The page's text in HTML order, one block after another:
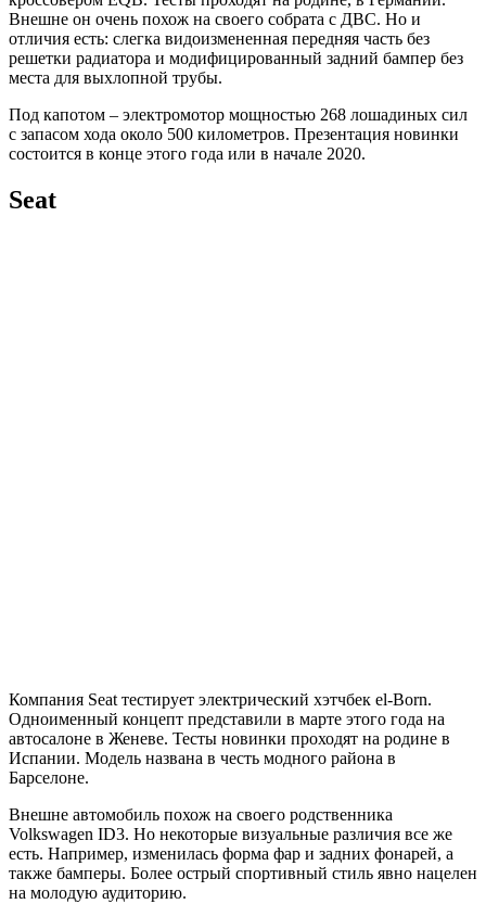
Внешне он очень похож на своего собрата с ДВС. Но и
отличия есть: слегка видоизмененная передняя часть без
решетки радиатора и модифицированный задний бампер без
места для выхлопной трубы.
Под капотом – электромотор мощностью 268 лошадиных сил
с запасом хода около 500 километров. Презентация новинки
состоится в конце этого года или в начале 2020.
Seat
Компания Seat тестирует электрический хэтчбек el-Born.
Одноименный концепт представили в марте этого года на
автосалоне в Женеве. Тесты новинки проходят на родине в
Испании. Модель названа в честь модного района в
Барселоне.
Внешне автомобиль похож на своего родственника
Volkswagen ID3. Но некоторые визуальные различия все же
есть. Например, изменилась форма фар и задних фонарей, а
также бамперы. Более острый спортивный стиль явно нацелен
на молодую аудиторию.